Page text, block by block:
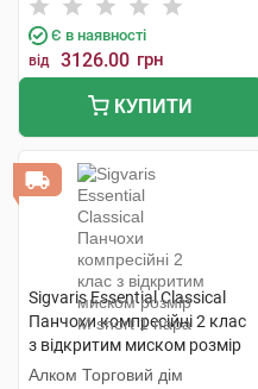
Є в наявності
від 3126.00 грн
КУПИТИ
Sigvaris Essential Classical
Панчохи компресійні 2 клас
з відкритим миском розмір
М short 1 пара
Алком Торговий дім